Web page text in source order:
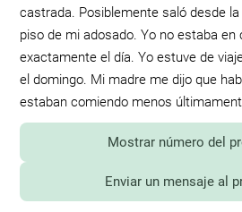
castrada. Posiblemente saló desde
piso de mi adosado. Yo no estaba
exactamente el día. Yo estuve de
el domingo. Mi madre me dijo que
estaban comiendo menos
Mostrar número del
Enviar un mensaje al